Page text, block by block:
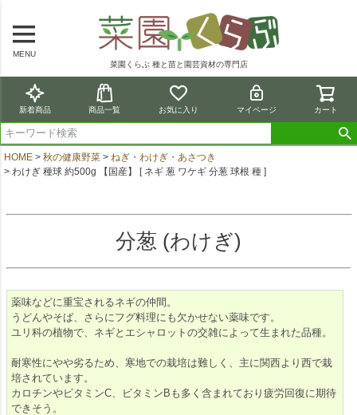
MENU
菜園くらぶ 種と苗と園芸資材の専門店
新着商品 商品一覧 お気に入り マイページ カート
HOME 秋の健康野菜
ねぎ・わけぎ・あさつき
わけぎ 種球 約500g 【国産】 [ ネギ 葱 ワケギ 分葱 球根 種 ]
分葱 (わけぎ)
薬味などに重宝されるネギの仲間。
うどんやそば、さらにフグ料理にも欠かせない薬味です。
ユリ科の植物で、ネギとエシャロットの交雑によって生まれた品種。
耐寒性にやや劣るため、寒地での栽培は難しく、主に関西より西で栽
培されています。
カロチンやビタミンC、ビタミンBも多く含まれており疲労回復に期待
できそう。